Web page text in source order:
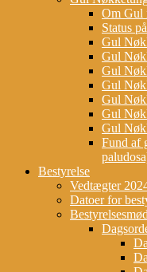
Om Gul
Status
Gul
Gul
Gul
Gul
Gul
Gul
Gul
Fund af
Bestyrelse
Vedtægter
Datoer for